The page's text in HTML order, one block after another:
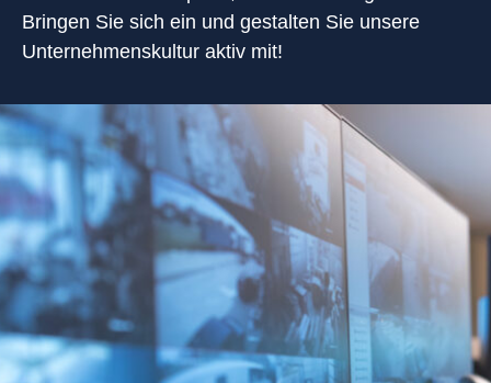
Bringen Sie sich ein und gestalten Sie unsere
Unternehmenskultur aktiv mit!